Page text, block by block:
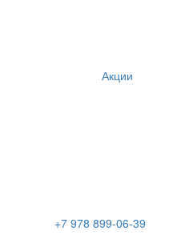
Акции
+7 978 899-06-39